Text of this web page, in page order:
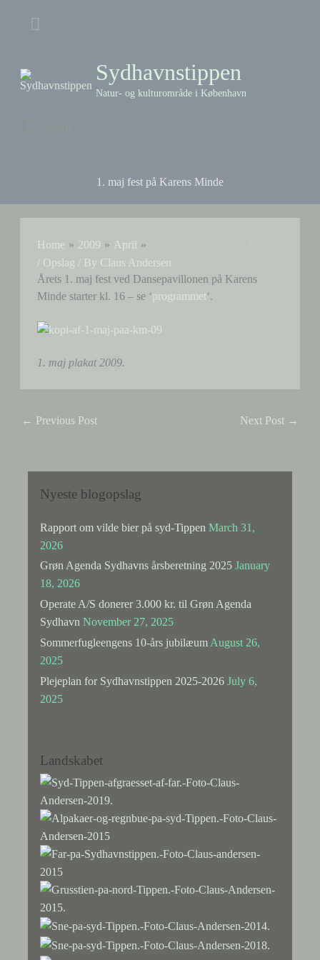
Above
Sydhavnstippen
Natur- og kulturområde i København
1. maj fest på Karens Minde
Home 2009 April
/ Opslag / By Claus Andersen
Årets 1. maj fest ved Dansepavillonen på Karens
Minde starter kl. 16 – se ‘programmet‘.
1. maj plakat 2009.
← Previous Post Next Post →
Nyeste blogopslag
Rapport om vilde bier på syd-Tippen March 31,
2026
Grøn Agenda Sydhavns årsberetning 2025 January
18, 2026
Operate A/S donerer 3.000 kr. til Grøn Agenda
Sydhavn November 27, 2025
Sommerfugleengens 10-års jubilæum August 26,
2025
Plejeplan for Sydhavnstippen 2025-2026 July 6,
2025
Landskabet